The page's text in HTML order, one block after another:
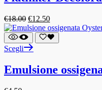
€18.00 €12.50
Scegli
Emulsione